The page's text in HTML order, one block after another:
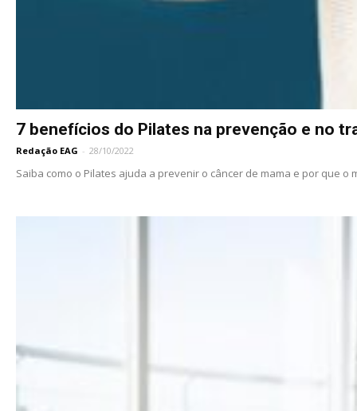
7 benefícios do Pilates na prevenção e no
Redação EAG - 28/10/2022
Saiba como o Pilates ajuda a prevenir o câncer de mama e por que o